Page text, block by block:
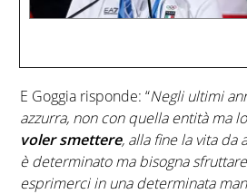
E Goggia risponde: “Negli ultimi
azzurra, non con quella entità ma
voler smettere, alla fine la vita
è determinato ma bisogna
esprimerci in una determinata